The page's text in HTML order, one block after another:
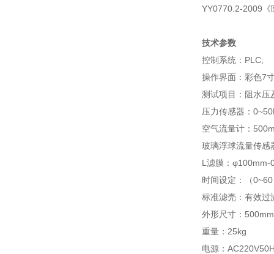
YY0770.2-2009《
技术参数
控制系统：PLC;
操作界面：彩色7
测试项目：阻水压
压力传感器：
空气流量计：
玻璃浮球流量传感
L滤膜：φ100mm-
时间设定：（
标准滤壳：有效过
外形尺寸：
重量：25kg
电源：